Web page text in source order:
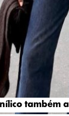
também
também